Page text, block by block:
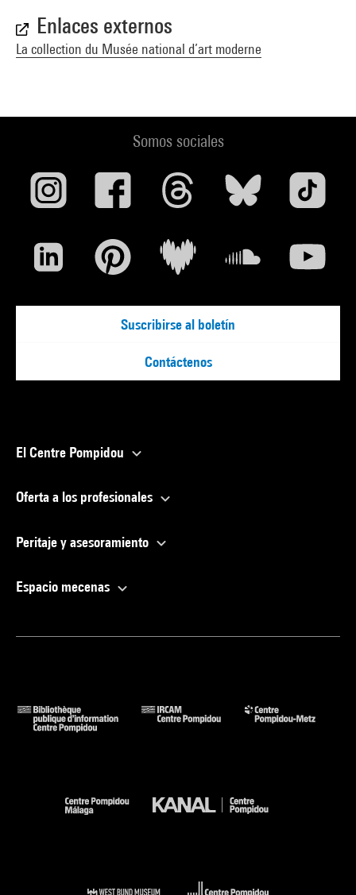
Enlaces externos
La collection du Musée national d’art moderne
Somos sociales
Suscribirse al boletín
Contáctenos
El Centre Pompidou
Oferta a los profesionales
Peritaje y asesoramiento
Espacio mecenas